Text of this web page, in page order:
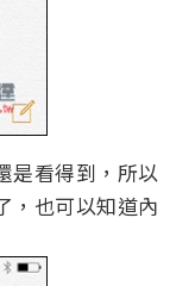
是看得到，所以
，也可以知道內